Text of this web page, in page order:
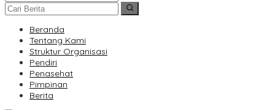
Beranda
Tentang Kami
Struktur Organisasi
Pendiri
Penasehat
Pimpinan
Berita